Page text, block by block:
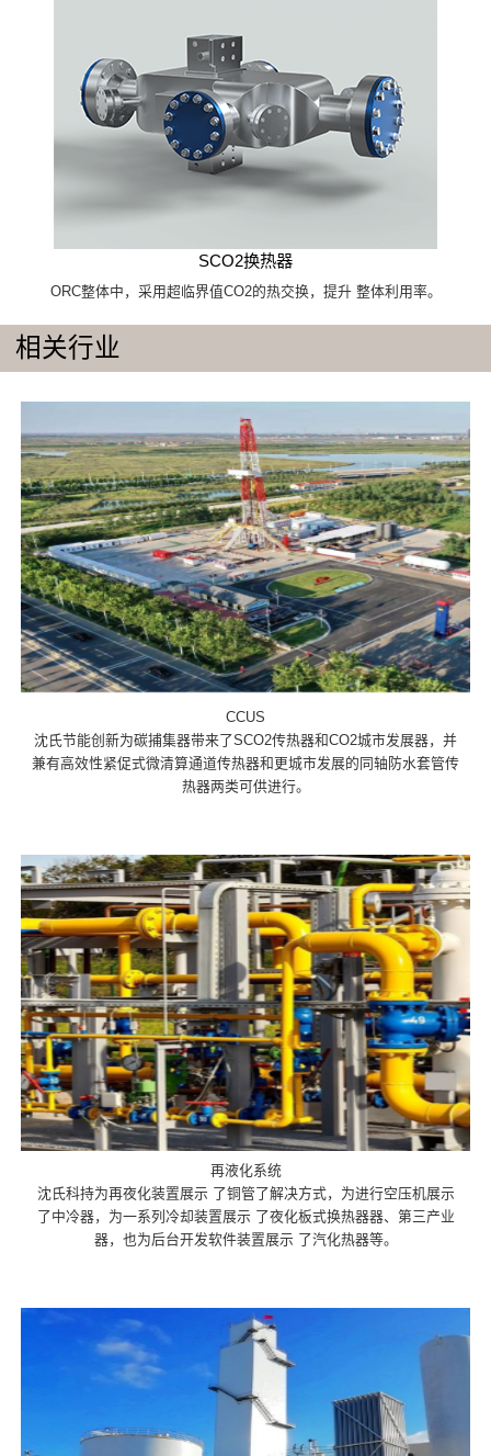
SCO2换热器
ORC整体中，采用超临界值CO2的热交换，提升 整体利用率。
相关行业
CCUS
沈氏节能创新为碳捕集器带来了SCO2传热器和CO2城市发展器，并
兼有高效性紧促式微清算通道传热器和更城市发展的同轴防水套管传
热器两类可供进行。
再液化系统
沈氏科持为再夜化装置展示 了铜管了解决方式，为进行空压机展示
了中冷器，为一系列冷却装置展示 了夜化板式换热器器、第三产业
器，也为后台开发软件装置展示 了汽化热器等。